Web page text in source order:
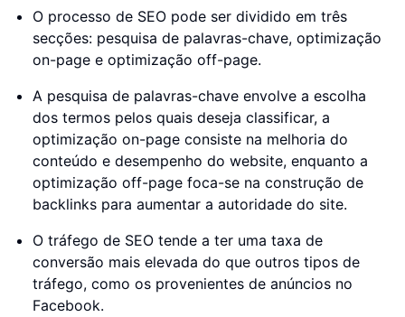
O processo de SEO pode ser dividido em três
secções: pesquisa de palavras-chave, optimização
on-page e optimização off-page.
A pesquisa de palavras-chave envolve a escolha
dos termos pelos quais deseja classificar, a
optimização on-page consiste na melhoria do
conteúdo e desempenho do website, enquanto a
optimização off-page foca-se na construção de
backlinks para aumentar a autoridade do site.
O tráfego de SEO tende a ter uma taxa de
conversão mais elevada do que outros tipos de
tráfego, como os provenientes de anúncios no
Facebook.